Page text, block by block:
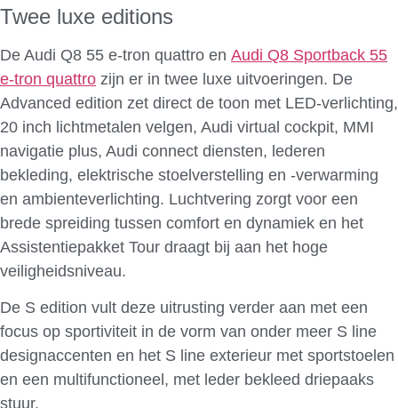
Twee luxe editions
De Audi Q8 55 e-tron quattro en Audi Q8 Sportback 55
e-tron quattro zijn er in twee luxe uitvoeringen. De
Advanced edition zet direct de toon met LED-verlichting,
20 inch lichtmetalen velgen, Audi virtual cockpit, MMI
navigatie plus, Audi connect diensten, lederen
bekleding, elektrische stoelverstelling en -verwarming
en ambienteverlichting. Luchtvering zorgt voor een
brede spreiding tussen comfort en dynamiek en het
Assistentiepakket Tour draagt bij aan het hoge
veiligheidsniveau.
De S edition vult deze uitrusting verder aan met een
focus op sportiviteit in de vorm van onder meer S line
designaccenten en het S line exterieur met sportstoelen
en een multifunctioneel, met leder bekleed driepaaks
stuur.